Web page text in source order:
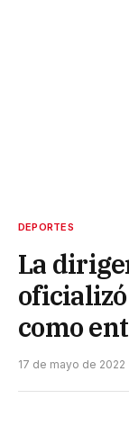
DEPORTES
La
como
17 de mayo de 2022